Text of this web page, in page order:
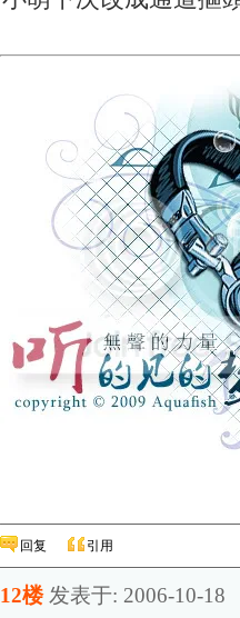
回复 引用
12楼 发表于: 2006-10-18